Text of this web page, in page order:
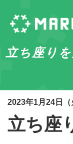
立ち座り
2023年1月24日（
立ち座